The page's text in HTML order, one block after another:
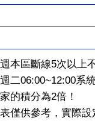
本區斷線5次以上
二06:00~12:00系
的積分為2倍！
僅供參考，實際